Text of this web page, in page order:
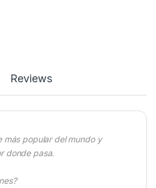
Reviews
más popular del mundo y
donde pasa.